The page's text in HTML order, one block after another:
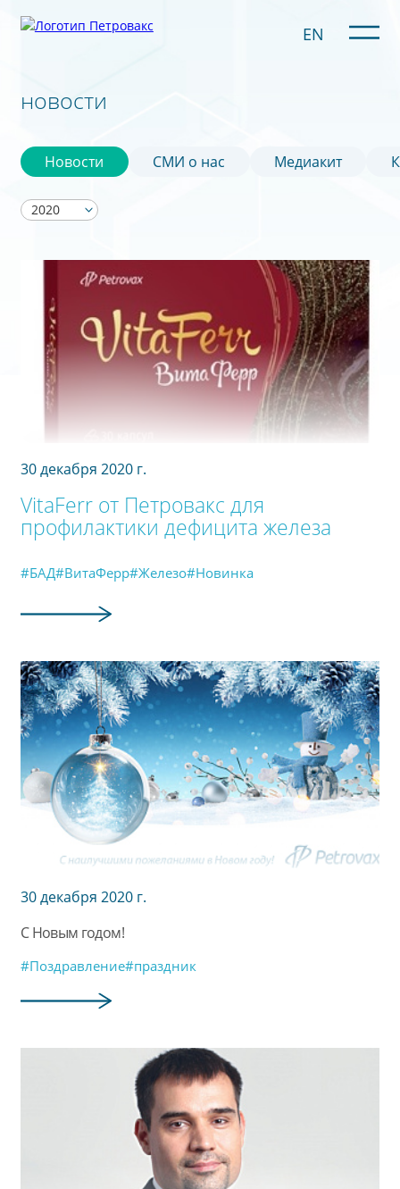
EN
новости
Новости СМИ о нас Медиакит
2020
30 декабря 2020 г.
VitaFerr от Петровакс для
профилактики дефицита железа
#БАД#ВитаФерр#Железо#Новинка
30 декабря 2020 г.
С Новым годом!
#Поздравление#праздник